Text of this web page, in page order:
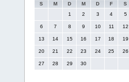
S M D M D F
S
1
2 3 4 5
6 7 8 9 10 11 12
13 14 15 16 17 18 19
20 21 22 23 24 25 26
27 28 29 30